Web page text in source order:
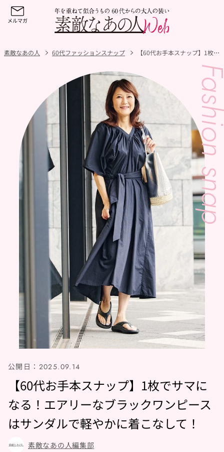
素敵なあの人 60代ファッションスナップ 【60代お手本スナップ】1枚でサマになる！エアリーなブラックワンピースはサンダルで軽やかに着こなして！
公開日： 2025.09.14
【60代お手本スナップ】1枚でサマに
なる！エアリーなブラックワンピース
はサンダルで軽やかに着こなして！
素敵なあの人編集部